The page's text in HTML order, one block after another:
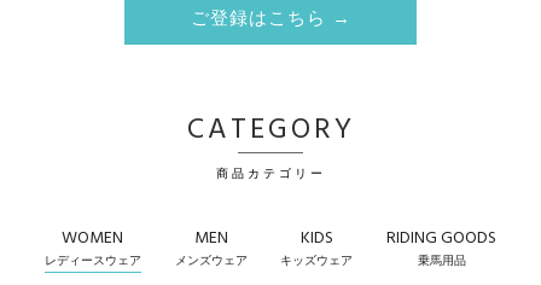
ご登録はこちら →
CATEGORY
商品カテゴリー
WOMEN
レディースウェア
MEN
メンズウェア
KIDS
キッズウェア
RIDING GOODS
乗馬用品